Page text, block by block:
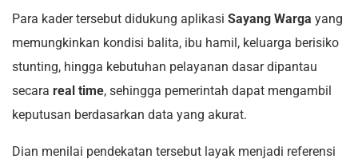
Para kader tersebut didukung aplikasi Sayang Warga yang
memungkinkan kondisi balita, ibu hamil, keluarga berisiko
stunting, hingga kebutuhan pelayanan dasar dipantau
secara real time, sehingga pemerintah dapat mengambil
keputusan berdasarkan data yang akurat.
Dian menilai pendekatan tersebut layak menjadi referensi